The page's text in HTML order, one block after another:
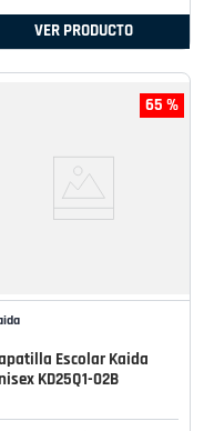
VER PRODUCTO
65 %
Escolar Kaida
KD25Q1-02B